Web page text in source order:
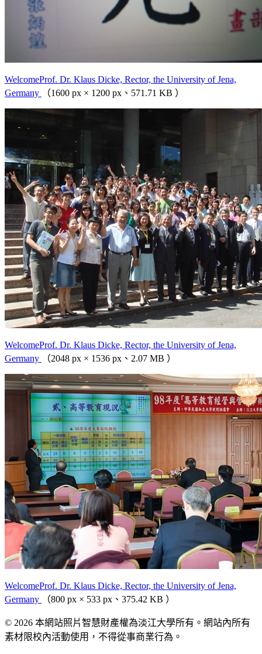
WelcomeProf. Dr. Klaus Dicke, Rector, the University of Jena,
Germany
（1600 px × 1200 px、571.71 KB ）
WelcomeProf. Dr. Klaus Dicke, Rector, the University of Jena,
Germany
（2048 px × 1536 px、2.07 MB ）
WelcomeProf. Dr. Klaus Dicke, Rector, the University of Jena,
Germany
（800 px × 533 px、375.42 KB ）
© 2026 本網站照片智慧財產權為淡江大學所有。網站內所有
素材限校內活動使用，不得從事商業行為。